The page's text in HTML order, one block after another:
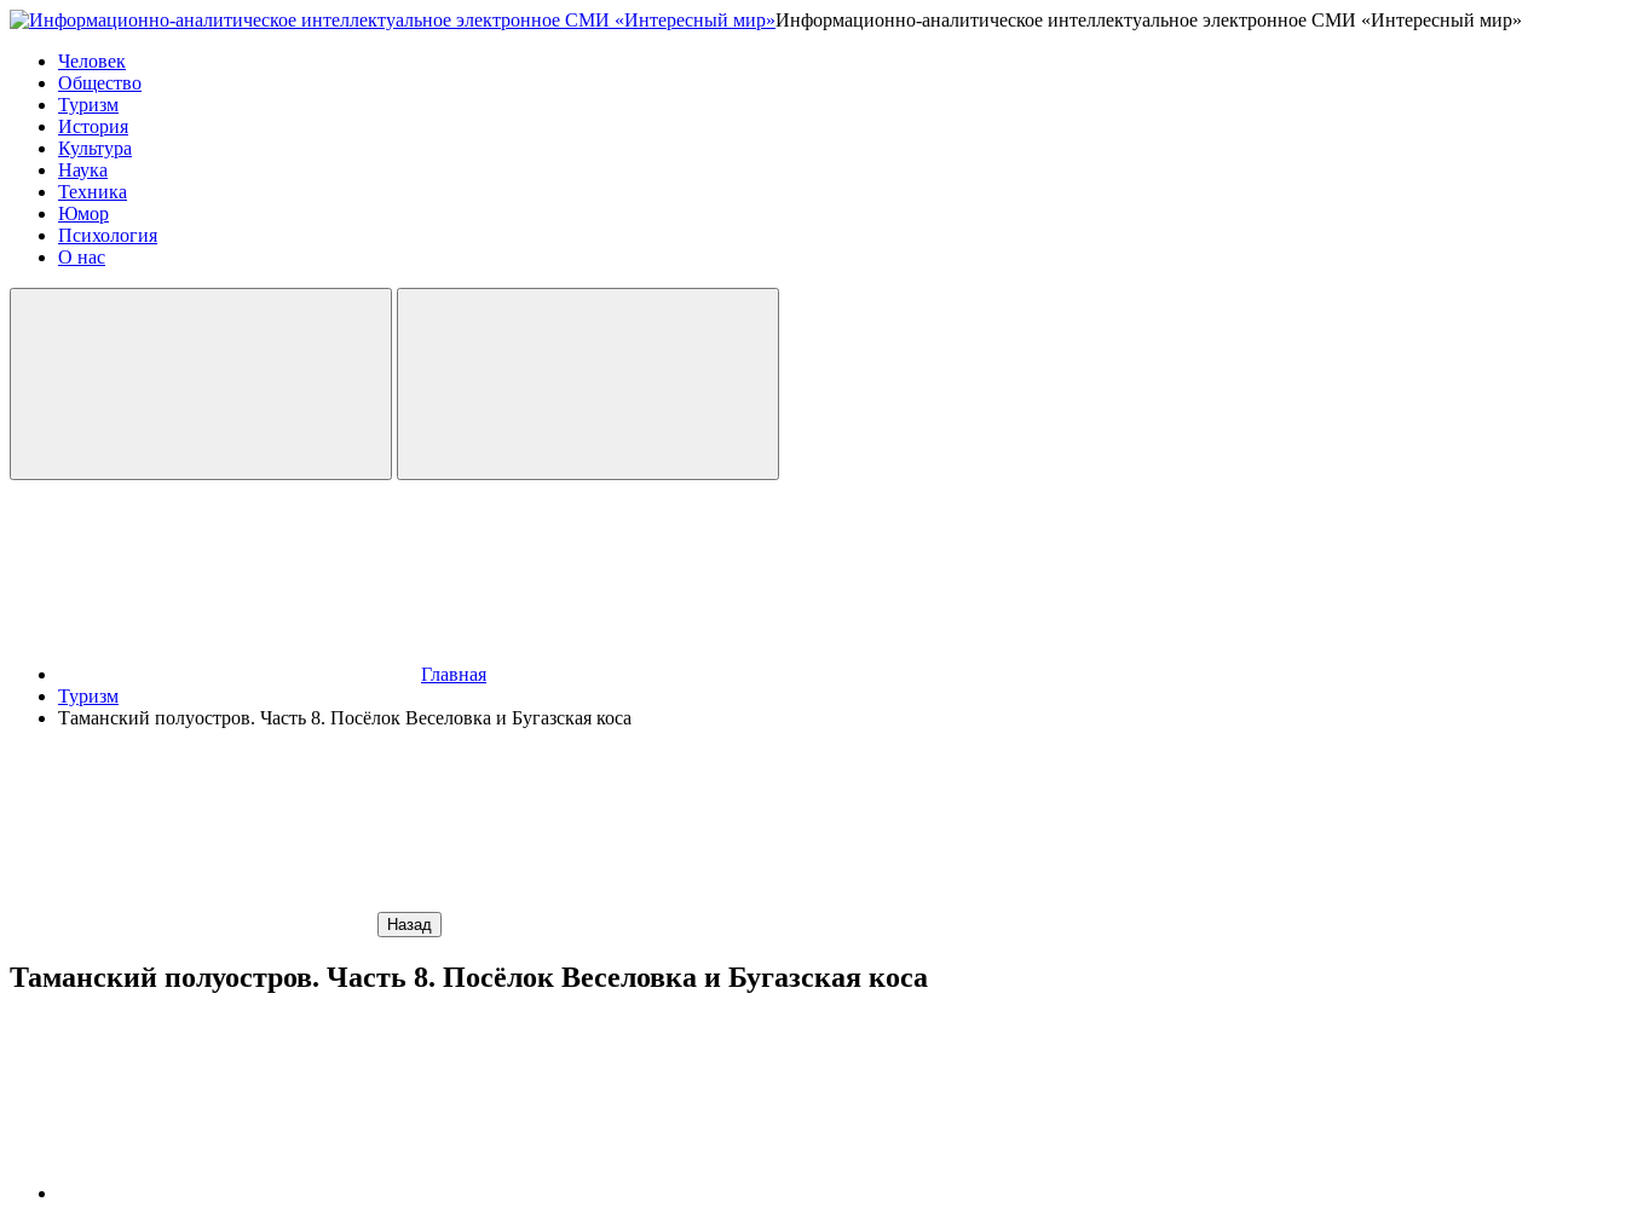
Информационно-аналитическое интеллектуальное электронное СМИ «Интересный мир»
Человек
Общество
Туризм
История
Культура
Наука
Техника
Юмор
Психология
О нас
Главная
Туризм
Таманский полуостров. Часть 8. Посёлок Веселовка и Бугазская коса
Назад
Таманский полуостров. Часть 8. Посёлок Веселовка и Бугазская коса